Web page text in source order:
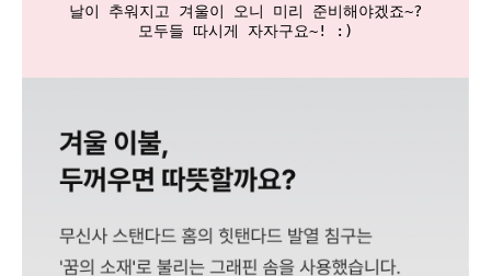
날이 추워지고 겨울이 오니 미리 준비해야겠죠~?
모두들 따시게 자자구요~! :)